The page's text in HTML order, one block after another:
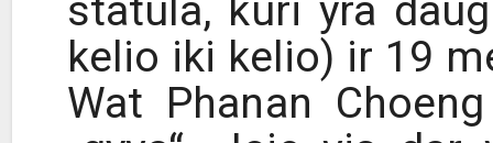
statula, kuri yra
kelio iki kelio) ir 19
Wat Phanan